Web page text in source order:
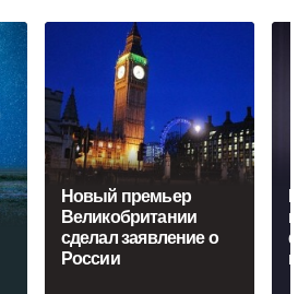
Новый премьер
Великобритании
сделал заявление о
России